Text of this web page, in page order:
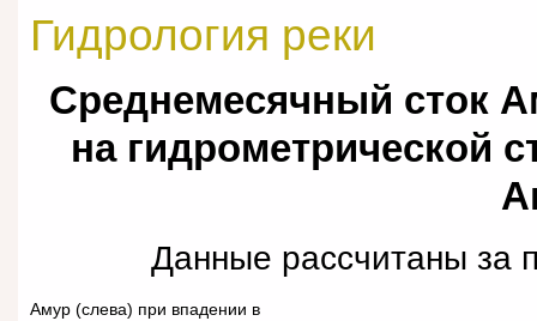
Гидрология реки
Среднемесячный сток
на гидрометрической
Данные рассчитаны за
Амур (слева) при впадении в